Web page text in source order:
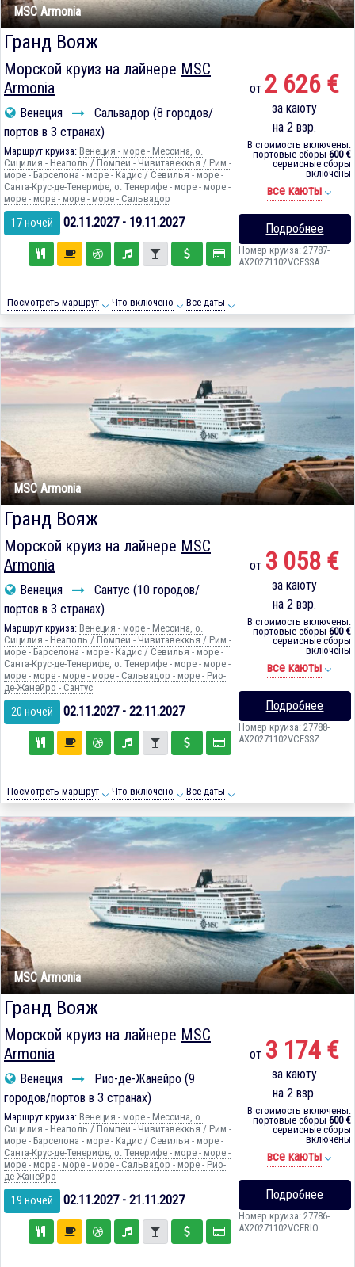
MSC Armonia
Гранд Вояж
Морской круиз на лайнере MSC
Armonia
Венеция
Сальвадор (8 городов/
портов в 3 странах)
Маршрут круиза: Венеция - море - Мессина, о.
Сицилия - Неаполь / Помпеи - Чивитавеккья / Рим -
море - Барселона - море - Кадиc / Севилья - море -
Санта-Крус-де-Тенерифе, о. Тенерифе - море - море -
море - море - море - море - Сальвадор
17 ночей 02.11.2027 - 19.11.2027
Посмотреть маршрут Что включено Все даты
от 2 626 €
за каюту
на 2 взр.
В стоимость включены:
портовые сборы 600 €
сервисные сборы
включены
все каюты
Подробнее
Номер круиза: 27787-
AX20271102VCESSA
MSC Armonia
Гранд Вояж
Морской круиз на лайнере MSC
Armonia
Венеция
Сантус (10 городов/
портов в 3 странах)
Маршрут круиза: Венеция - море - Мессина, о.
Сицилия - Неаполь / Помпеи - Чивитавеккья / Рим -
море - Барселона - море - Кадиc / Севилья - море -
Санта-Крус-де-Тенерифе, о. Тенерифе - море - море -
море - море - море - море - Сальвадор - море - Рио-
де-Жанейро - Сантус
20 ночей 02.11.2027 - 22.11.2027
Посмотреть маршрут Что включено Все даты
от 3 058 €
за каюту
на 2 взр.
В стоимость включены:
портовые сборы 600 €
сервисные сборы
включены
все каюты
Подробнее
Номер круиза: 27788-
AX20271102VCESSZ
MSC Armonia
Гранд Вояж
Морской круиз на лайнере MSC
Armonia
Венеция
Рио-де-Жанейро (9
городов/портов в 3 странах)
Маршрут круиза: Венеция - море - Мессина, о.
Сицилия - Неаполь / Помпеи - Чивитавеккья / Рим -
море - Барселона - море - Кадиc / Севилья - море -
Санта-Крус-де-Тенерифе, о. Тенерифе - море - море -
море - море - море - море - Сальвадор - море - Рио-
де-Жанейро
19 ночей 02.11.2027 - 21.11.2027
от 3 174 €
за каюту
на 2 взр.
В стоимость включены:
портовые сборы 600 €
сервисные сборы
включены
все каюты
Подробнее
Номер круиза: 27786-
AX20271102VCERIO